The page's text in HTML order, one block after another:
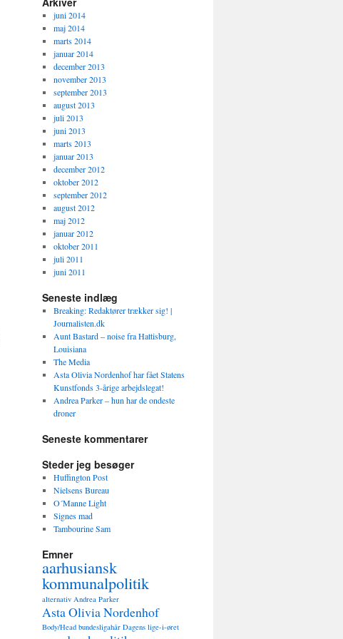
juni 2014
maj 2014
marts 2014
januar 2014
december 2013
november 2013
september 2013
august 2013
juli 2013
juni 2013
marts 2013
januar 2013
december 2012
oktober 2012
september 2012
august 2012
maj 2012
januar 2012
oktober 2011
juli 2011
juni 2011
Seneste indlæg
Breaking: Redaktører trækker sig! |
Journalisten.dk
Aunt Bastard – noise fra Hattisburg,
Louisiana
The Media
Asta Olivia Nordenhof har fået Statens
Kunstfonds 3-årige arbejdslegat!
Andrea Parker – hun har de ondeste
droner
Seneste kommentarer
Steder jeg besøger
Huffington Post
Nielsens Bureau
O´Manne Light
Signes mad
Tambourine Sam
Emner
aarhusiansk
kommunalpolitik
alternativ Andrea Parker
Asta Olivia Nordenhof
Body/Head bundesligahår Dagens lige-i-øret